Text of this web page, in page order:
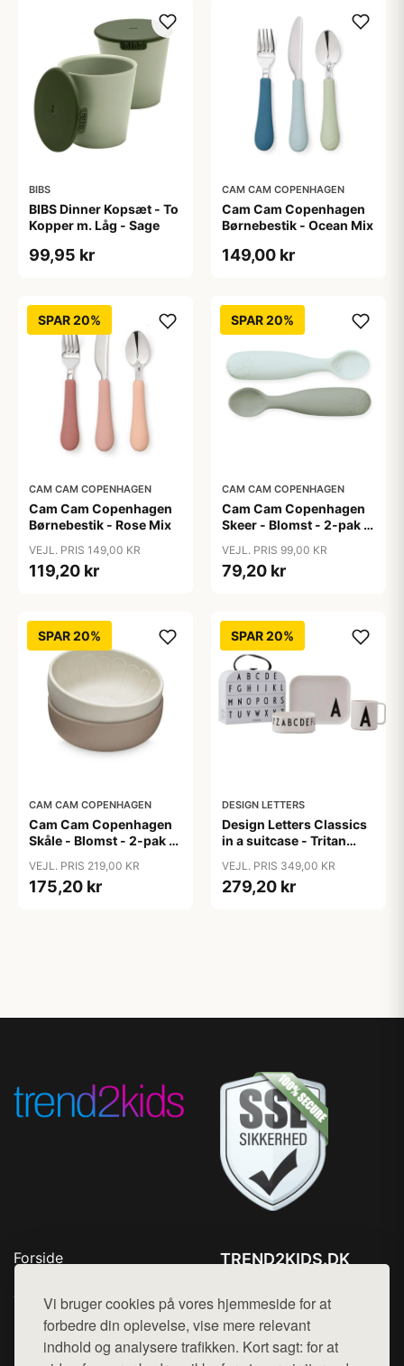
Vi bruger cookies på vores hjemmeside for at
forbedre din oplevelse, vise mere relevant
indhold og analysere trafikken. Kort sagt: for at
BIBS
BIBS Dinner Kopsæt - To
Kopper m. Låg - Sage
99,95 kr
CAM CAM COPENHAGEN
Cam Cam Copenhagen
Børnebestik - Ocean Mix
149,00 kr
SPAR 20%
CAM CAM COPENHAGEN
Cam Cam Copenhagen
Børnebestik - Rose Mix
VEJL. PRIS 149,00 KR
119,20 kr
SPAR 20%
CAM CAM COPENHAGEN
Cam Cam Copenhagen
Skeer - Blomst - 2-pak -
VEJL. PRIS 99,00 KR
79,20 kr
SPAR 20%
CAM CAM COPENHAGEN
Cam Cam Copenhagen
Skåle - Blomst - 2-pak -
VEJL. PRIS 219,00 KR
175,20 kr
SPAR 20%
DESIGN LETTERS
Design Letters Classics
in a suitcase - Tritan
VEJL. PRIS 349,00 KR
279,20 kr
Forside
Top Rabatter
Blog
Kontakt
TREND2KIDS.DK
Mail: hej@want.dk
Cookie- og privatlivspolitik